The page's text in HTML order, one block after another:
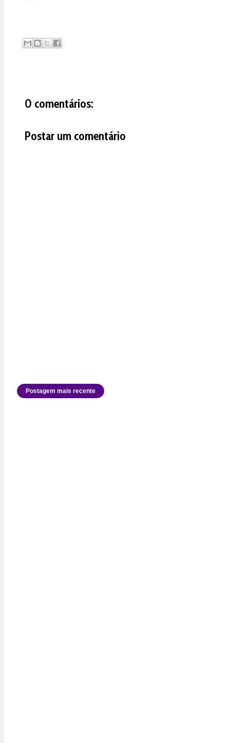
0 comentários:
Postar um comentário
Postagem mais recente